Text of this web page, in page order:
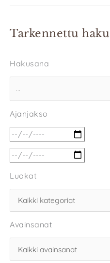
Tarkennettu haku
Hakusana
Ajanjakso
Luokat
Avainsanat